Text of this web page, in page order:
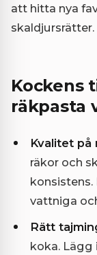
att hitta nya
skaldjursrätter.
Kockens
räkpasta
Kvalitet på
räkor och
vattniga
Rätt
koka. Lägg